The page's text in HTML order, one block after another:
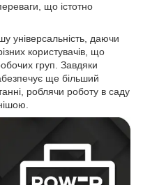
що істотно
універсальність, даючи
користувачів, що
груп. Завдяки
ще більший
роблячи роботу в саду